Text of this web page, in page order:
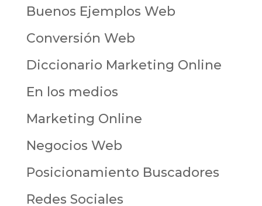
Buenos Ejemplos Web
Conversión Web
Diccionario Marketing Online
En los medios
Marketing Online
Negocios Web
Posicionamiento Buscadores
Redes Sociales